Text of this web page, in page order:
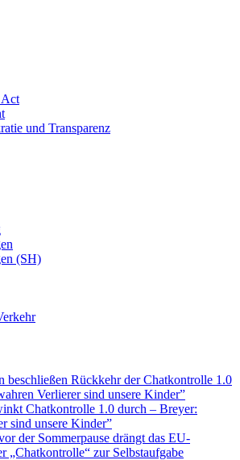
und Transparenz
(SH)
beschließen Rückkehr der Chatkontrolle 1.0
Verlierer sind unsere Kinder”
Chatkontrolle 1.0 durch – Breyer:
sind unsere Kinder”
der Sommerpause drängt das EU-
„Chatkontrolle“ zur Selbstaufgabe